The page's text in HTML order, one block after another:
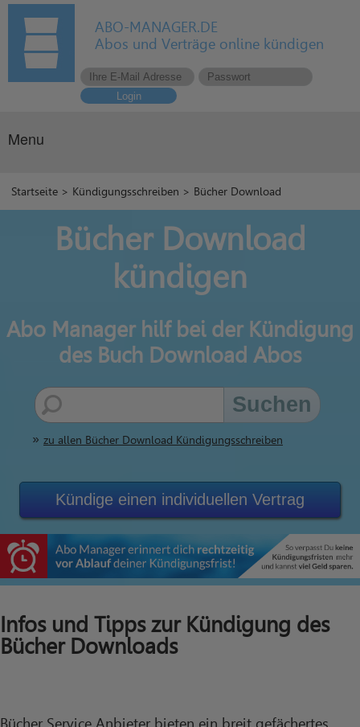
ABO-MANAGER.DE
Abos und Verträge online kündigen
Login
Menu
Startseite > Kündigungsschreiben > Bücher Download
Bücher Download
kündigen
Abo Manager hilf bei der Kündigung
des Buch Download Abos
Suchen
zu allen Bücher Download Kündigungsschreiben
Kündige einen individuellen Vertrag
Infos und Tipps zur Kündigung des
Bücher Downloads
Bücher Service Anbieter bieten ein breit gefächertes